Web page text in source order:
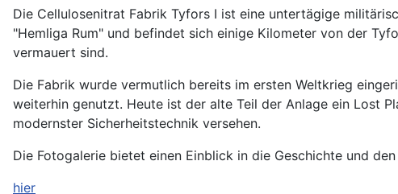
Die Cellulosenitrat Fabrik Tyfors I ist eine untertägige
"Hemliga Rum" und befindet sich einige Kilometer von der
vermauert sind.
Die Fabrik wurde vermutlich bereits im ersten Weltkrieg
weiterhin genutzt. Heute ist der alte Teil der Anlage ein Lost
modernster Sicherheitstechnik versehen.
Die Fotogalerie bietet einen Einblick in die Geschichte und
hier